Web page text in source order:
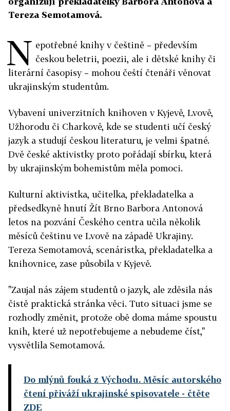
Tereza Semotamová.
N epotřebné knihy v češtině – především
českou beletrii, poezii, ale i dětské knihy či
literární časopisy – mohou čeští čtenáři věnovat
ukrajinským studentům.
Vybavení univerzitních knihoven v Kyjevě, Lvově,
Užhorodu či Charkově, kde se studenti učí český
jazyk a studují českou literaturu, je velmi špatné.
Dvě české aktivistky proto pořádají sbírku, která
by ukrajinským bohemistům měla pomoci.
Kulturní aktivistka, učitelka, překladatelka a
předsedkyně hnutí Žít Brno Barbora Antonová
letos na pozvání Českého centra učila několik
měsíců češtinu ve Lvově na západě Ukrajiny.
Tereza Semotamová, scenáristka, překladatelka a
knihovnice, zase působila v Kyjevě.
"Zaujal nás zájem studentů o jazyk, ale zděsila nás
čistě praktická stránka věci. Tuto situaci jsme se
rozhodly změnit, protože obě doma máme spoustu
knih, které už nepotřebujeme a nebudeme číst,"
vysvětlila Semotamová.
Do mlýnů fouká z Východu. Měsíc autorského
čtení přiváží ukrajinské spisovatele - čtěte
ZDE